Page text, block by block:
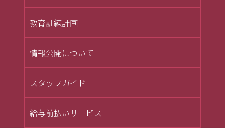
教育訓練計画
情報公開について
スタッフガイド
給与前払いサービス